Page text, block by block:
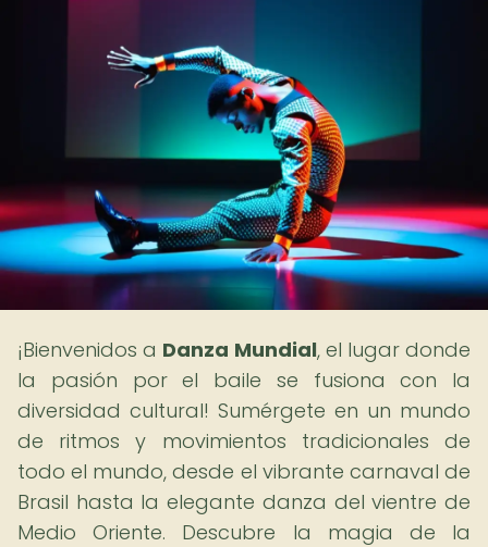
¡Bienvenidos a Danza Mundial, el lugar donde
la pasión por el baile se fusiona con la
diversidad cultural! Sumérgete en un mundo
de ritmos y movimientos tradicionales de
todo el mundo, desde el vibrante carnaval de
Brasil hasta la elegante danza del vientre de
Medio Oriente. Descubre la magia de la